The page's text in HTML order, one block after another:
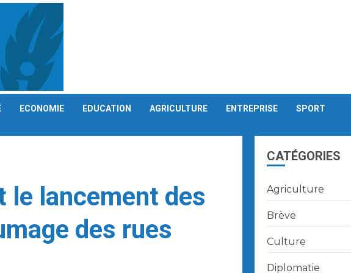
ECONOMIE EDUCATION AGRICULTURE ENTREPRISE SPORT
le lancement des
des rues
CATÉGORIES
Agriculture
Brève
Culture
Diplomatie